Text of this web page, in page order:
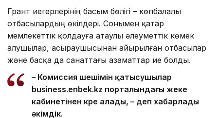
Грант иегерлерінің басым бөлігі – көпбалалы
отбасылардың өкілдері. Сонымен қатар
мемлекеттік қолдауға атаулы әлеуметтік көмек
алушылар, асыраушысынан айырылған отбасылар
және басқа да санаттағы азаматтар ие болды.
– Комиссия шешімін қатысушылар
business.enbek.kz порталындағы жеке
кабинетінен көре алады, – деп хабарлады
әкімдік.